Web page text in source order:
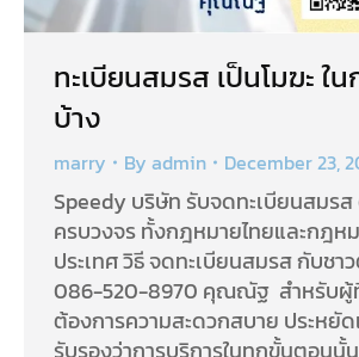
ทะเบียนสมรส เป็นโมฆะ ใ
บ้าง
marry By admin December 23,
Speedy บริษัท รับจดทะเบียนสมร
ครบวงจร ทั้งกฎหมายไทยและกฎห
ประเทศ วิธี จดทะเบียนสมรส กับชา
086-520-8970 คุณณัฐ สำหรับผู้ที่
ต้องการความสะดวกสบาย ประหยัด
รับรองว่าการบริการในทุกขั้นตอนนั้